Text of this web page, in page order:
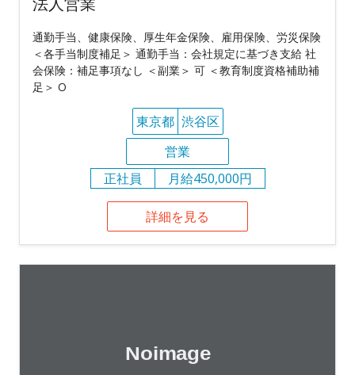
通勤手当、健康保険、厚生年金保険、雇用保険、労災保険
＜各手当制度補足＞ 通勤手当：会社規定に基づき支給 社
会保険：補足事項なし ＜副業＞ 可 ＜教育制度資格補助補
足＞ O
東京都 渋谷区
営業
正社員
月給450,000円
詳細を見る